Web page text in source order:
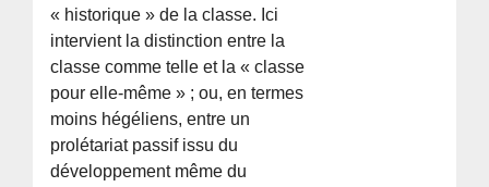
« historique » de la classe. Ici
intervient la distinction entre la
classe comme telle et la « classe
pour elle-même » ; ou, en termes
moins hégéliens, entre un
prolétariat passif issu du
développement même du